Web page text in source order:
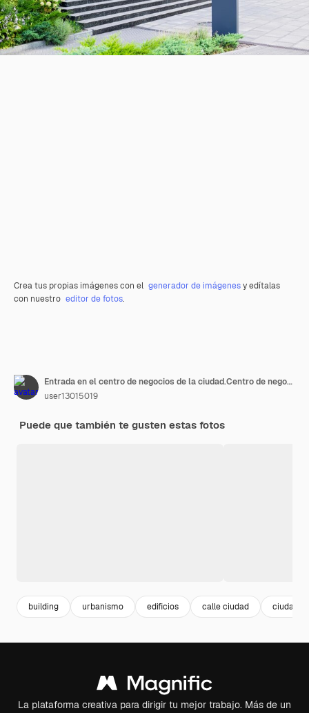
Crea tus propias imágenes con el generador de imágenesy edítalas
con nuestro editor de fotos.
Entrada en el centro de negocios de la ciudad.Centro de negocios moderno con un parque verde con bancos y árboles
user13015019
Puede que también te gusten estas fotos
building urbanismo edificios calle ciudad ciudad
La plataforma creativa para dirigir tu mejor trabajo. Más de un